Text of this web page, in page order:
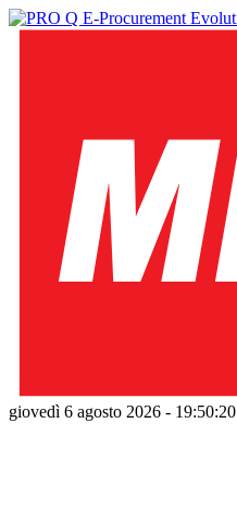
giovedì 6 agosto 2026 - 19:50:21